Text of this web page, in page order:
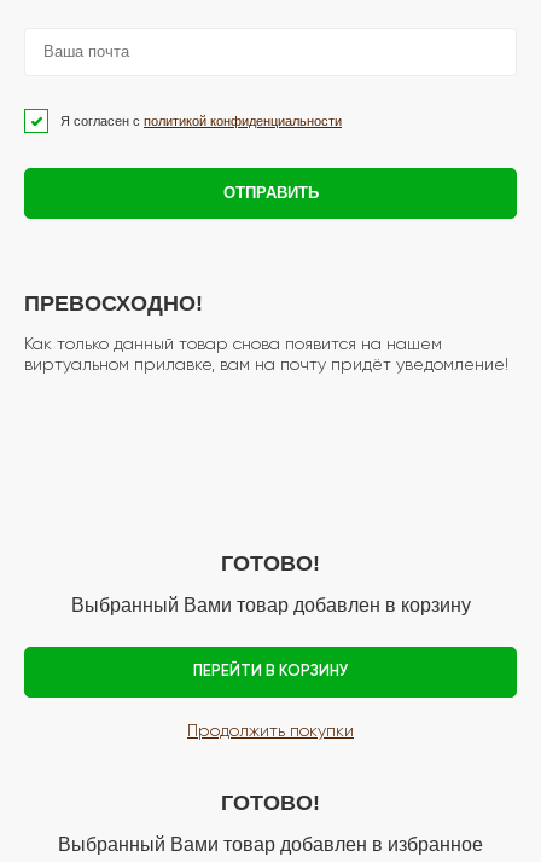
Я согласен с политикой конфиденциальности
ОТПРАВИТЬ
ПРЕВОСХОДНО!
Как только данный товар снова появится на нашем
виртуальном прилавке, вам на почту придёт уведомление!
ГОТОВО!
Выбранный Вами товар добавлен в корзину
ПЕРЕЙТИ В КОРЗИНУ
Продолжить покупки
ГОТОВО!
Выбранный Вами товар добавлен в избранное